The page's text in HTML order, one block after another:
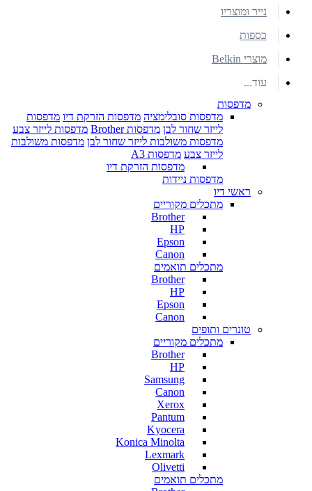
נייר ומוצריו
כספות
מוצרי Belkin
עוד...
מדפסות
מדפסות סובלימציה מדפסות הזרקת דיו מדפסות
לייזר שחור לבן מדפסות Brother
מדפסות לייזר צבע
מדפסות משולבות לייזר שחור לבן מדפסות משולבות
לייזר צבע מדפסות A3
מדפסות הזרקת דיו
מדפסות ניידות
ראשי דיו
מתכלים מקוריים
Brother
HP
Epson
Canon
מתכלים תואמים
Brother
HP
Epson
Canon
טונרים ותופים
מתכלים מקוריים
Brother
HP
Samsung
Canon
Xerox
Pantum
Kyocera
Konica Minolta
Lexmark
Olivetti
מתכלים תואמים